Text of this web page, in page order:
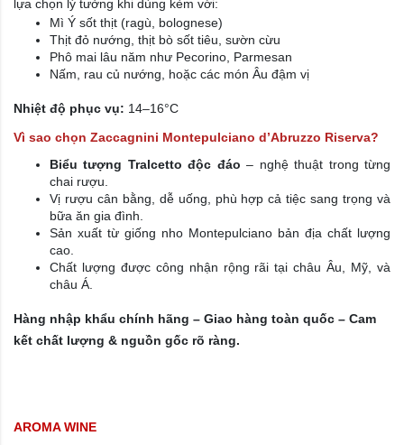
lựa chọn lý tưởng khi dùng kèm với:
Mì Ý sốt thịt (ragù, bolognese)
Thịt đỏ nướng, thịt bò sốt tiêu, sườn cừu
Phô mai lâu năm như Pecorino, Parmesan
Nấm, rau củ nướng, hoặc các món Âu đậm vị
Nhiệt độ phục vụ: 14–16°C
Vì sao chọn Zaccagnini Montepulciano d’Abruzzo Riserva?
Biểu tượng Tralcetto độc đáo – nghệ thuật trong từng
chai rượu.
Vị rượu cân bằng, dễ uống, phù hợp cả tiệc sang trọng và
bữa ăn gia đình.
Sản xuất từ giống nho Montepulciano bản địa chất lượng
cao.
Chất lượng được công nhận rộng rãi tại châu Âu, Mỹ, và
châu Á.
Hàng nhập khẩu chính hãng – Giao hàng toàn quốc – Cam
kết chất lượng & nguồn gốc rõ ràng.
AROMA WINE